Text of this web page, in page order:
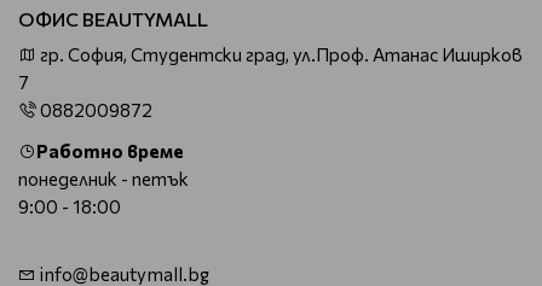
ОФИС BEAUTYMALL
гр. София, Студентски град, ул.Проф. Атанас Иширков
7
0882009872
Работно време
понеделник - петък
9:00 - 18:00
info@beautymall.bg